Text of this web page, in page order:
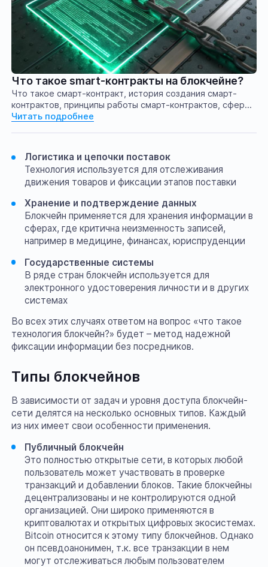
Что такое smart-контракты на блокчейне?
Что такое смарт-контракт, история создания смарт-
контрактов, принципы работы смарт-контрактов, сферы
применения смарт-контрактов
Читать подробнее
Логистика и цепочки поставок
Технология используется для отслеживания
движения товаров и фиксации этапов поставки
Хранение и подтверждение данных
Блокчейн применяется для хранения информации в
сферах, где критична неизменность записей,
например в медицине, финансах, юриспруденции
Государственные системы
В ряде стран блокчейн используется для
электронного удостоверения личности и в других
системах
Во всех этих случаях ответом на вопрос «что такое
технология блокчейн?» будет – метод надежной
фиксации информации без посредников.
Типы блокчейнов
В зависимости от задач и уровня доступа блокчейн-
сети делятся на несколько основных типов. Каждый
из них имеет свои особенности применения.
Публичный блокчейн
Это полностью открытые сети, в которых любой
пользователь может участвовать в проверке
транзакций и добавлении блоков. Такие блокчейны
децентрализованы и не контролируются одной
организацией. Они широко применяются в
криптовалютах и открытых цифровых экосистемах.
Bitcoin относится к этому типу блокчейнов. Однако
он псевдоанонимен, т.к. все транзакции в нем
могут отслеживаться любым пользователем